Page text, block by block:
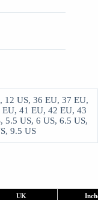
12 US, 36 EU, 37 EU,
41 EU, 42 EU, 43
5.5 US, 6 US, 6.5 US,
9.5 US
UK